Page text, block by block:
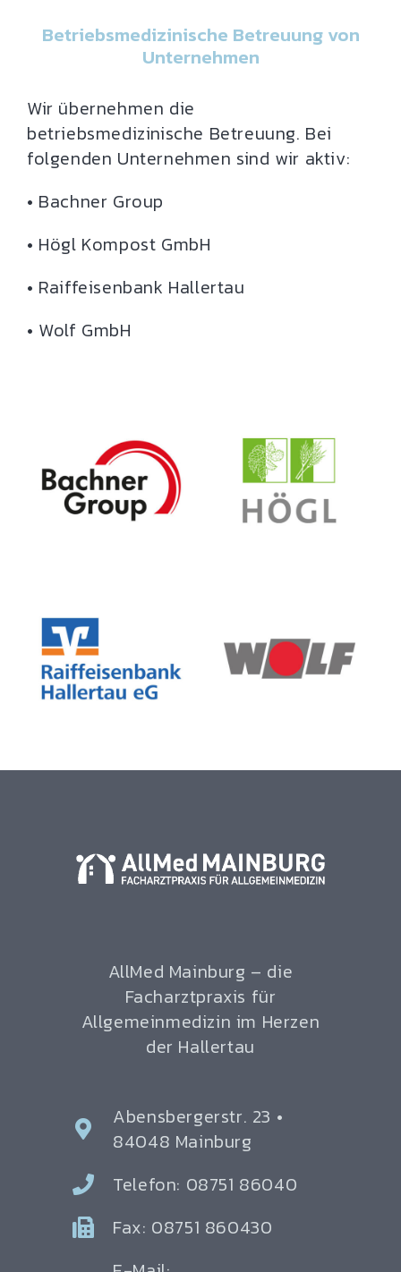
Betriebsmedizinische Betreuung von
Unternehmen
Wir übernehmen die
betriebsmedizinische Betreuung. Bei
folgenden Unternehmen sind wir aktiv:
• Bachner Group
• Högl Kompost GmbH
• Raiffeisenbank Hallertau
• Wolf GmbH
AllMed Mainburg – die
Facharztpraxis für
Allgemeinmedizin im Herzen
der Hallertau
Abensbergerstr. 23 •
84048 Mainburg
Telefon: 08751 86040
Fax: 08751 860430